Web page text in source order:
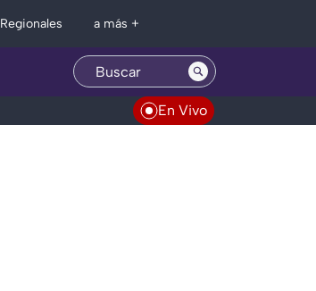
Regionales a más +
En Vivo